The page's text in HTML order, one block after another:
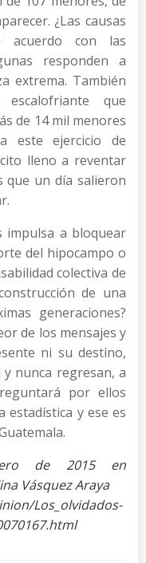
¿Las causas
acuerdo con las
responden a
extrema. También
que
de 14 mil menores
este ejercicio de
lleno a reventar
que un día salieron
impulsa a bloquear
del hipocampo o
colectiva de
de una
generaciones?
de los mensajes y
ni su destino,
nunca regresan, a
por ellos
y ese es
de 2015 en
Vásquez Araya
Los_olvidados-